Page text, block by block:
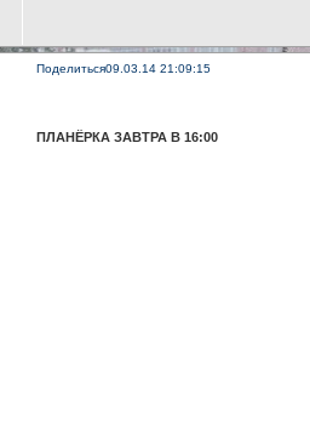
Поделиться09.03.14 21:09:15
ПЛАНЁРКА ЗАВТРА В 16:00